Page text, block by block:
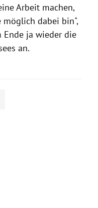
Arbeit machen,
dabei bin",
Ende ja wieder die
an.